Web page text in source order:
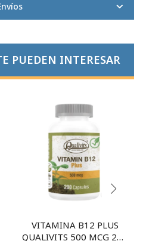
PUEDEN INTERESAR
VITAMINA B12 PLUS
QUALIVITS 500 MCG 200